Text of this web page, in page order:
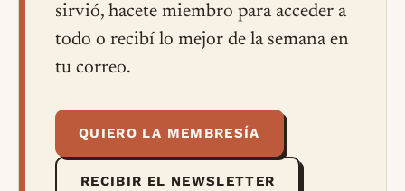
sirvió, hacete miembro para acceder a
todo o recibí lo mejor de la semana en
tu correo.
QUIERO LA MEMBRESÍA
RECIBIR EL NEWSLETTER